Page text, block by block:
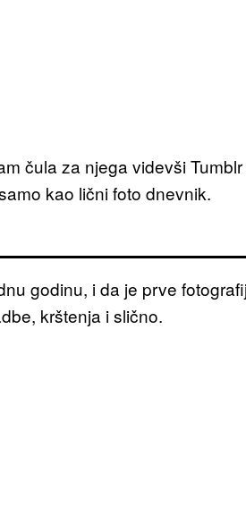
čula za njega videvši
kao lični foto dnevnik.
godinu, i da je prve
krštenja i slično.